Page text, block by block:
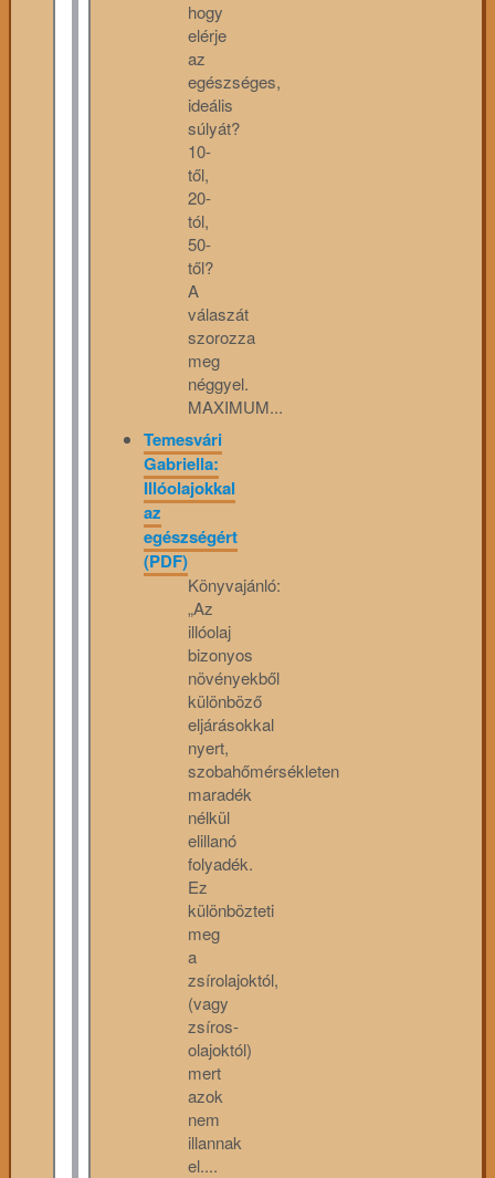
hogy
elérje
az
egészséges,
ideális
súlyát?
10-
től,
20-
tól,
50-
től?
A
válaszát
szorozza
meg
néggyel.
MAXIMUM...
Temesvári
Gabriella:
Illóolajokkal
az
egészségért
(PDF)
Könyvajánló:
„Az
illóolaj
bizonyos
növényekből
különböző
eljárásokkal
nyert,
szobahőmérsékleten
maradék
nélkül
elillanó
folyadék.
Ez
különbözteti
meg
a
zsírolajoktól,
(vagy
zsíros-
olajoktól)
mert
azok
nem
illannak
el....